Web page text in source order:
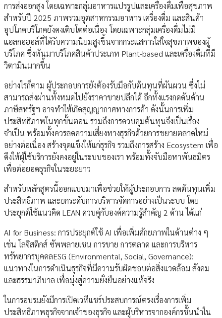
การส่งออกสูง โดยเฉพาะกลุ่มอาหารแปรรูปและเครื่องดื่มเพื่อสุขภาพ
สำหรับปี 2025 ภาพรวมอุตสาหกรรมอาหาร เครื่องดื่ม และสินค้า
อุปโภคบริโภคยังคงเติบโตต่อเนื่อง โดยเฉพาะกลุ่มเครื่องดื่มไม่มี
แอลกอฮอล์ที่ได้รับความนิยมสูงขึ้นจากกระแสการใส่ใจสุขภาพของผู้
บริโภค ซึ่งหันมาบริโภคสินค้าประเภท Plant-based และเครื่องดื่มที่มี
วิตามินมากขึ้น
อย่างไรก็ตาม ผู้ประกอบการยังต้องรับมือกับต้นทุนที่ผันผวน ซึ่งไม่
สามารถส่งผ่านทั้งหมดไปยังราคาขายปลีกได้ อีกทั้งแรงกดดันด้าน
ภาษีสหรัฐฯ อาจทำให้เกิดสุญญากาศทางการค้า ดังนั้นการเพิ่ม
ประสิทธิภาพในทุกขั้นตอน รวมถึงการควบคุมต้นทุนจึงเป็นเรื่อง
จำเป็น พร้อมทั้งควรลดความเสี่ยงทางธุรกิจด้วยการขยายตลาดใหม่
อย่างต่อเนื่อง สร้างจุดแข็งให้แก่ธุรกิจ รวมถึงการสร้าง Ecosystem เพื่อ
ดึงให้ผู้ใช้บริการยังคงอยู่ในระบบของเรา พร้อมทั้งจับมือหาพันธมิตร
เพื่อต่อยอดธุรกิจในระยะยาว
สำหรับหลักสูตรนี้ออกแบบมาเพื่อช่วยให้ผู้ประกอบการ ลดต้นทุนเพิ่ม
ประสิทธิภาพ และยกระดับการบริหารจัดการอย่างเป็นระบบ โดย
ประยุกต์ใช้แนวคิด LEAN ควบคู่กับองค์ความรู้สำคัญ 2 ด้าน ได้แก่
AI for Business: การประยุกต์ใช้ AI เพื่อเพิ่มศักยภาพในด้านต่าง ๆ
เช่น โลจิสติกส์ ซัพพลายเชน การขาย การตลาด และการบริหาร
ทรัพยากรบุคคลESG (Environmental, Social, Governance):
แนวทางในการดำเนินธุรกิจที่มีความรับผิดชอบต่อสิ่งแวดล้อม สังคม
และธรรมาภิบาล เพื่อมุ่งสู่ความยั่งยืนอย่างแท้จริง
ในการอบรมยังมีการเปิดเวทีแชร์ประสบการณ์ตรงเรื่องการเพิ่ม
ประสิทธิภาพธุรกิจจากเจ้าของธุรกิจ และผู้บริหารจากองค์กรชั้นนำใน